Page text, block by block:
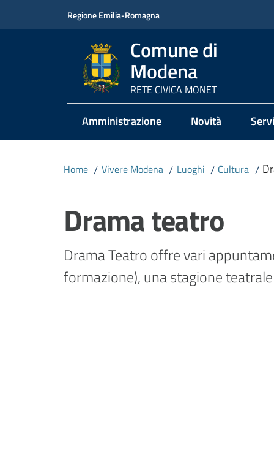
Regione Emilia-Romagna
Comune di
Modena
RETE CIVICA MONET
Amministrazione Novità
Home / Vivere Modena / Luoghi / Cultura /
Drama teatro
Drama Teatro offre vari
formazione), una stagione